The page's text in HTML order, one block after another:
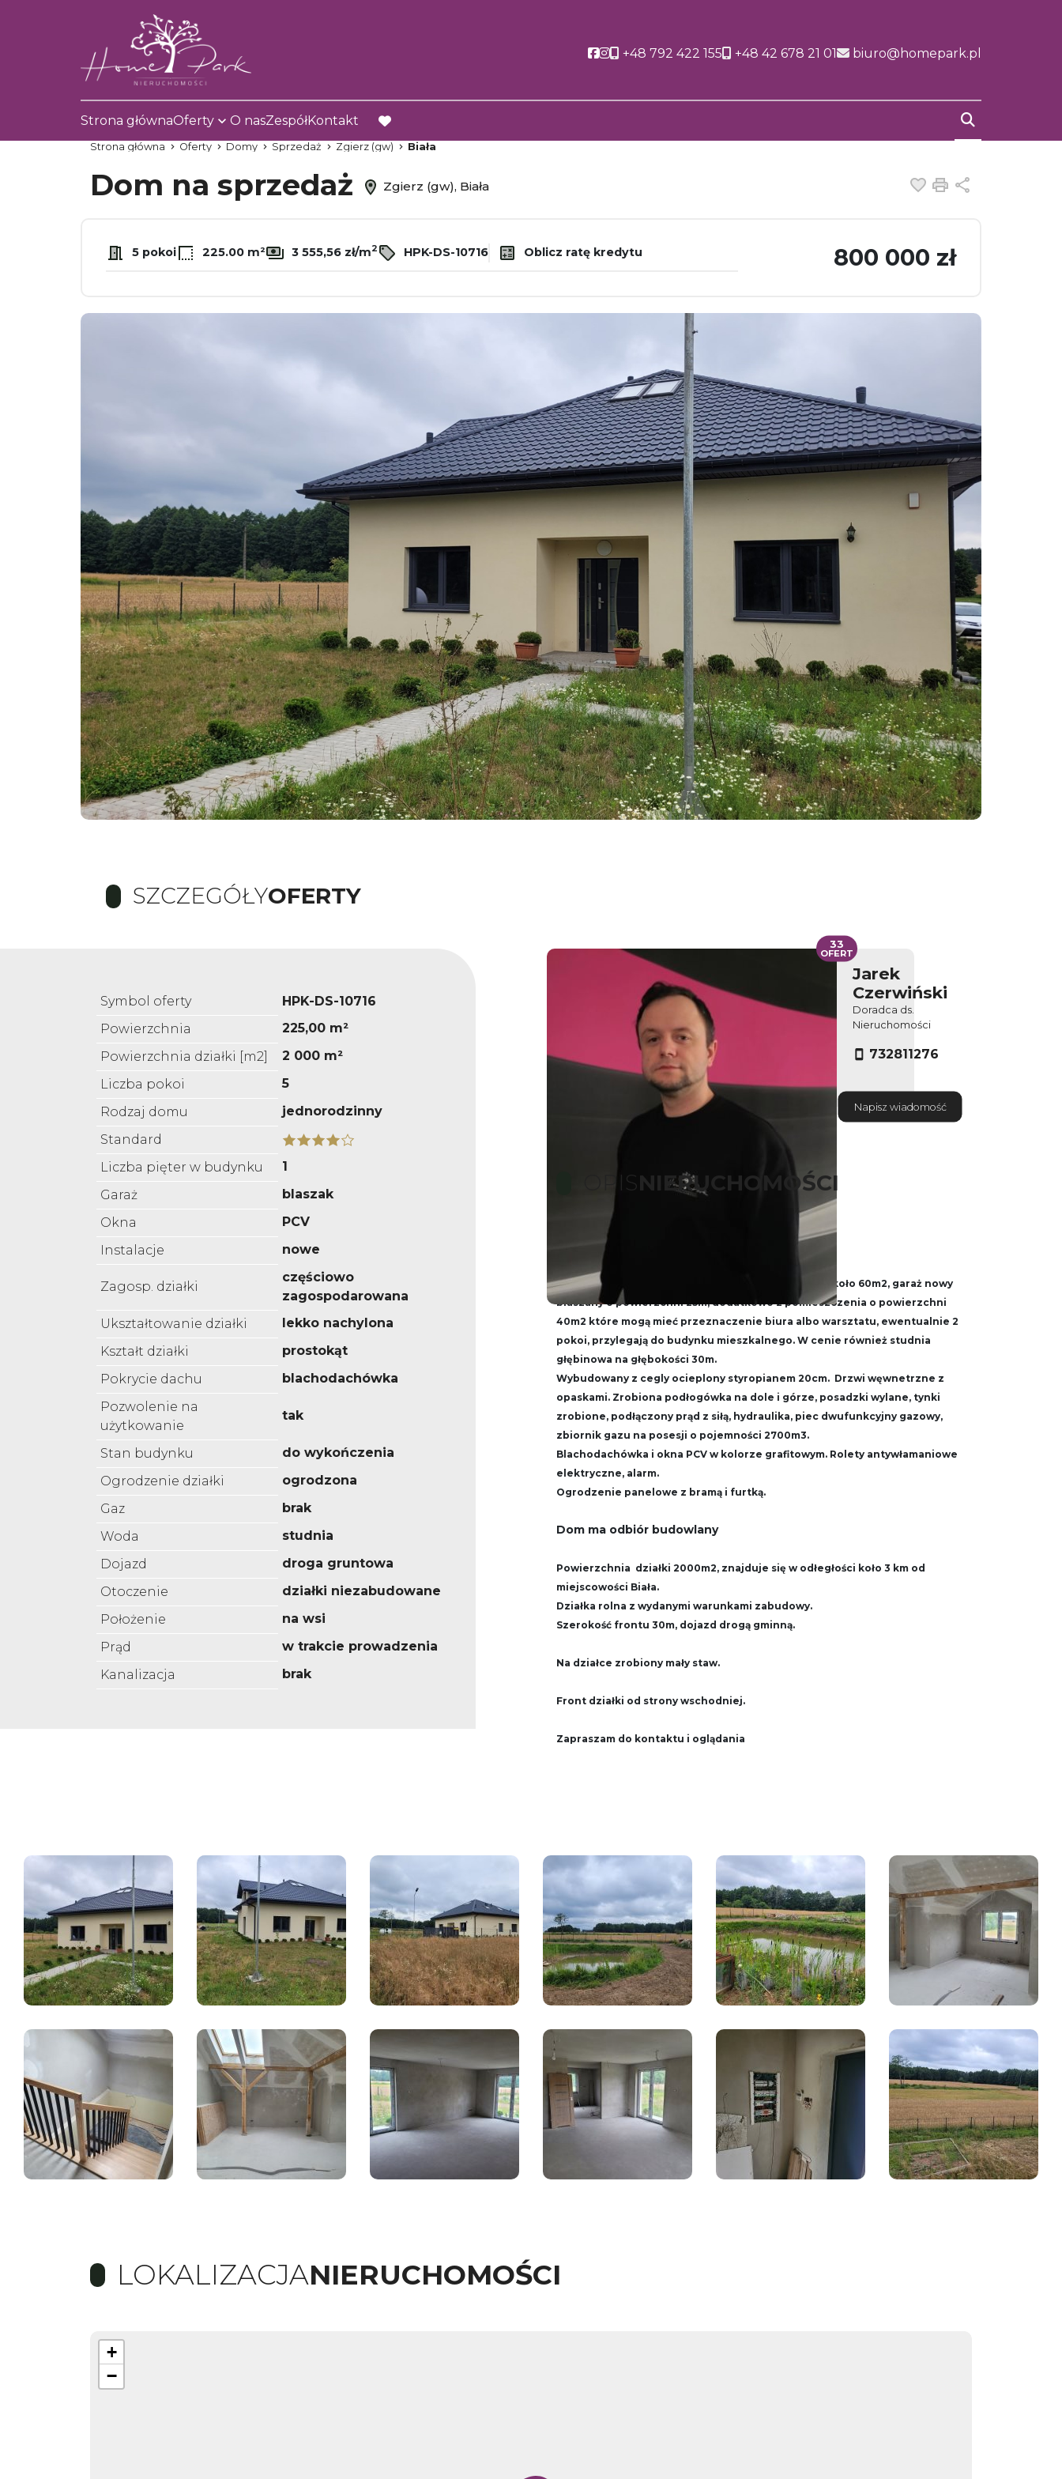
Social link
Social link
+48 792 422 155 +48 42 678 21 01 biuro@homepark.pl
Strona głównaOferty O nasZespółKontakt
favorite
Strona główna Oferty Domy Sprzedaż Zgierz (gw) Biała
Dom na sprzedaż Zgierz (gw), Biała Dodaj do
Drukuj
5 pokoi 225.00 m² 3 555,56 zł/m2 HPK-DS-10716 Oblicz ratę kredytu 800 000 zł
SZCZEGÓŁYOFERTY
Symbol oferty
HPK-DS-10716
Powierzchnia
225,00 m²
Powierzchnia działki [m2]
2 000 m²
Liczba pokoi
5
Rodzaj domu
jednorodzinny
Standard
Liczba pięter w budynku
1
Garaż
blaszak
Okna
PCV
Instalacje
nowe
Zagosp. działki
częściowo
zagospodarowana
Ukształtowanie działki
lekko nachylona
Kształt działki
prostokąt
Pokrycie dachu
blachodachówka
Pozwolenie na
użytkowanie
tak
Stan budynku
do wykończenia
Ogrodzenie działki
ogrodzona
Gaz
brak
Woda
studnia
Dojazd
droga gruntowa
Otoczenie
działki niezabudowane
Położenie
na wsi
Prąd
w trakcie prowadzenia
Kanalizacja
brak
Jarek
Czerwiński
Doradca ds.
Nieruchomości
732811276
Napisz wiadomość
33
OFERT
OPISNIERUCHOMOŚCI
Nowy dom na działce ze stawem
Powierzchnia 185m2 , na parterze 130m2 na piętrze koło 60m2, garaż nowy
blaszany o powierzchni 25m, dodatkowo 2 pomieszczenia o powierzchni
40m2 które mogą mieć przeznaczenie biura albo warsztatu, ewentualnie 2
pokoi, przylegają do budynku mieszkalnego. W cenie również studnia
głębinowa na głębokości 30m.
Wybudowany z cegly ocieplony styropianem 20cm. Drzwi węwnetrzne z
opaskami. Zrobiona podłogówka na dole i górze, posadzki wylane, tynki
zrobione, podłączony prąd z siłą, hydraulika, piec dwufunkcyjny gazowy,
zbiornik gazu na posesji o pojemności 2700m3.
Blachodachówka i okna PCV w kolorze grafitowym. Rolety antywłamaniowe
elektryczne, alarm.
Ogrodzenie panelowe z bramą i furtką.
Dom ma odbiór budowlany
Powierzchnia działki 2000m2, znajduje się w odłegłości koło 3 km od
miejscowości Biała.
Działka rolna z wydanymi warunkami zabudowy.
Szerokość frontu 30m, dojazd drogą gminną.
Na działce zrobiony mały staw.
Front działki od strony wschodniej.
Zapraszam do kontaktu i oglądania
LOKALIZACJANIERUCHOMOŚCI
+
−